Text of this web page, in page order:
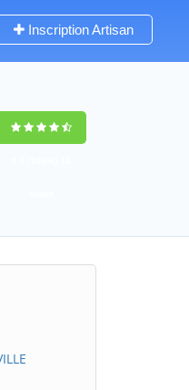
Inscription Artisan